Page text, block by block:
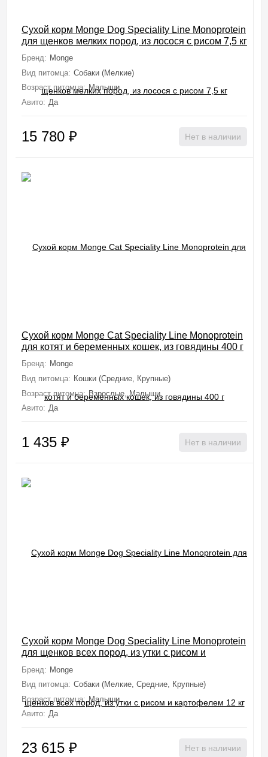
Сухой корм Monge Dog Speciality Line Monoprotein
для щенков мелких пород, из лосося с рисом 7,5 кг
Бренд: Monge
Вид питомца: Собаки (Мелкие)
Возраст питомца: Малыши
Авито: Да
15 780 ₽ Нет в наличии
Сухой корм Monge Cat Speciality Line Monoprotein
для котят и беременных кошек, из говядины 400 г
Бренд: Monge
Вид питомца: Кошки (Средние, Крупные)
Возраст питомца: Взрослые, Малыши
Авито: Да
1 435 ₽ Нет в наличии
Сухой корм Monge Dog Speciality Line Monoprotein
для щенков всех пород, из утки с рисом и
Бренд: Monge
Вид питомца: Собаки (Мелкие, Средние, Крупные)
Возраст питомца: Малыши
Авито: Да
23 615 ₽ Нет в наличии